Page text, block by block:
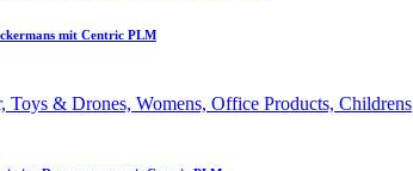
mit Centric PLM
& Drones, Womens, Office Products, Childrens